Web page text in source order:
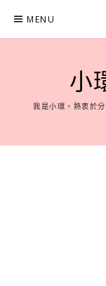
content
MENU
小
我是小環，熱衷於